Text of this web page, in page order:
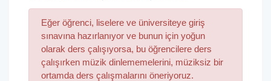
Eğer öğrenci, liselere ve üniversiteye giriş
sınavına hazırlanıyor ve bunun için yoğun
olarak ders çalışıyorsa, bu öğrencilere ders
çalışırken müzik dinlememelerini, müziksiz bir
ortamda ders çalışmalarını öneriyoruz.